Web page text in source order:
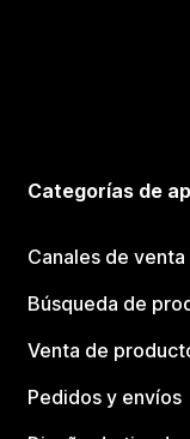
Categorías de
Canales de venta
Búsqueda de
Venta de
Pedidos y envíos